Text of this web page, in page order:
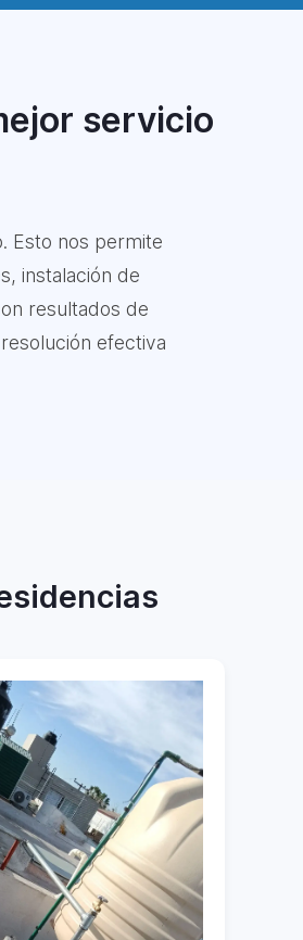
servicio
Esto nos permite
instalación de
resultados de
efectiva